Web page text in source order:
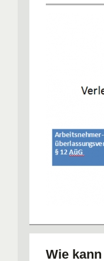
Wie